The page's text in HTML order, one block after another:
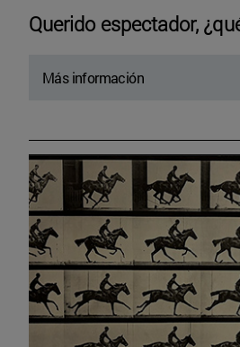
Querido espectador,
Más información